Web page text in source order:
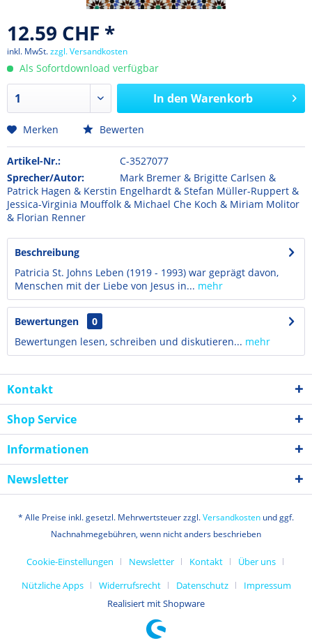
12.59 CHF *
inkl. MwSt.zzgl. Versandkosten
Als Sofortdownload verfügbar
In den Warenkorb
Merken Bewerten
Artikel-Nr.:
C-3527077
Sprecher/Autor:
Mark Bremer & Brigitte Carlsen &
Patrick Hagen & Kerstin Engelhardt & Stefan Müller-Ruppert &
Jessica-Virginia Mouffolk & Michael Che Koch & Miriam Molitor
& Florian Renner
Beschreibung
Patricia St. Johns Leben (1919 - 1993) war geprägt davon,
Menschen mit der Liebe von Jesus in... mehr
Bewertungen
0
Bewertungen lesen, schreiben und diskutieren... mehr
Kontakt
Shop Service
Informationen
Newsletter
* Alle Preise inkl. gesetzl. Mehrwertsteuer zzgl.Versandkosten und ggf.
Nachnahmegebühren, wenn nicht anders beschrieben
Cookie-Einstellungen Newsletter Kontakt
Über uns
Nützliche Apps
Widerrufsrecht Datenschutz
Impressum
Realisiert mit Shopware